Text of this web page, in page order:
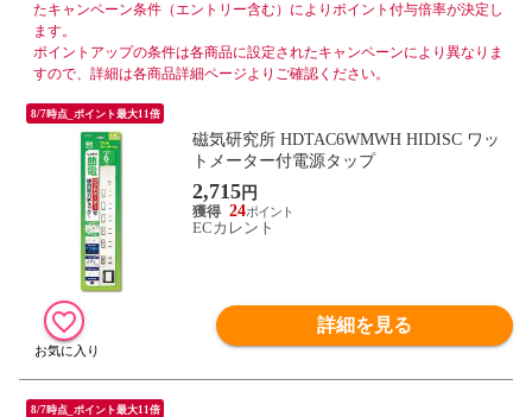
たキャンペーン条件（エントリー含む）によりポイント付与倍率が決定し
ます。
ポイントアップの条件は各商品に設定されたキャンペーンにより異なりま
すので、詳細は各商品詳細ページよりご確認ください。
8/7時点_ポイント最大11倍
磁気研究所 HDTAC6WMWH HIDISC ワッ
トメーター付電源タップ
2,715円
24
ECカレント
詳細を見る
8/7時点_ポイント最大11倍